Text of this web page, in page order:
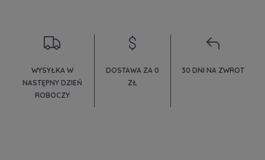
WYSYŁKA W
NASTĘPNY DZIEŃ
ROBOCZY
DOSTAWA ZA 0
ZŁ
30 DNI NA ZWROT